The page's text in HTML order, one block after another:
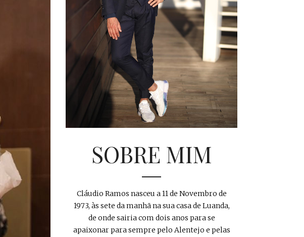
SOBRE MIM
Cláudio Ramos nasceu a 11 de Novembro de
1973, às sete da manhã na sua casa de Luanda,
de onde sairia com dois anos para se
apaixonar para sempre pelo Alentejo e pelas